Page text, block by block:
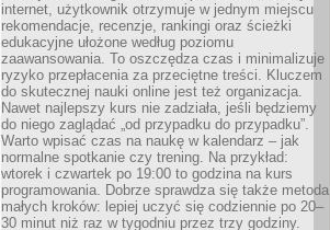
internet, użytkownik otrzymuje w jednym miejscu
rekomendacje, recenzje, rankingi oraz ścieżki
edukacyjne ułożone według poziomu
zaawansowania. To oszczędza czas i minimalizuje
ryzyko przepłacenia za przeciętne treści. Kluczem
do skutecznej nauki online jest też organizacja.
Nawet najlepszy kurs nie zadziała, jeśli będziemy
do niego zaglądać „od przypadku do przypadku”.
Warto wpisać czas na naukę w kalendarz – jak
normalne spotkanie czy trening. Na przykład:
wtorek i czwartek po 19:00 to godzina na kurs
programowania. Dobrze sprawdza się także metoda
małych kroków: lepiej uczyć się codziennie po 20–
30 minut niż raz w tygodniu przez trzy godziny.